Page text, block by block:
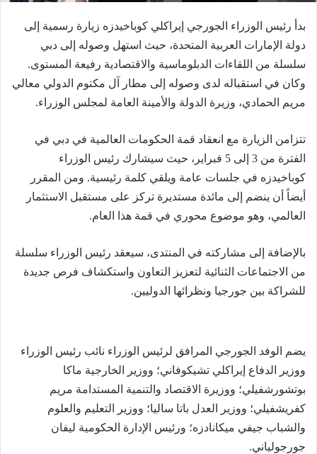
بدأ رئيس الوزراء الجورجي إيراكلي كوباخيدزه زيارة رسمية إلى
دولة الإمارات العربية المتحدة، حيث استهل وصوله إلى دبي
سلسلة من اللقاءات الدبلوماسية والاقتصادية رفيعة المستوى.
وكان في استقباله لدى وصوله إلى مطار آل مكتوم الدولي معالي
مريم الحمادي، وزيرة الدولة والأمينة العامة لمجلس الوزراء.
تتزامن الزيارة مع انعقاد قمة الحكومات العالمية في دبي في
الفترة من 3 إلى 5 فبراير، حيث سيشارك رئيس الوزراء
كوباخيدزه في جلسات عامة ويلقي كلمة رئيسية. ومن المقرر
أيضاً أن ينضم إلى مائدة مستديرة تركز على مستقبل الاستثمار
العالمي، وهو موضوع محوري في قمة هذا العام.
بالإضافة إلى مشاركته في المنتدى، سيعقد رئيس الوزراء سلسلة
من الاجتماعات الثنائية لتعزيز التعاون واستكشاف فرص جديدة
للشراكة بين جورجيا ونظرائها الدوليين.
يضم الوفد الجورجي المرافق لرئيس الوزراء نائب رئيس الوزراء
ووزير الدفاع إيراكلي تشيكوفاني؛ ووزير الخارجية ماكا
بوتشورشفيلي؛ ووزيرة الاقتصاد والتنمية المستدامة مريم
كفريشفيلي؛ ووزير العدل باتا ساليا؛ ووزير التعليم والعلوم
والشباب جيفي ميكانادزه؛ ورئيس الإدارة الحكومية ليفان
جورجولياني.